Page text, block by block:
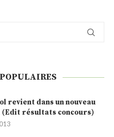
revient dans un nouveau
résultats concours)